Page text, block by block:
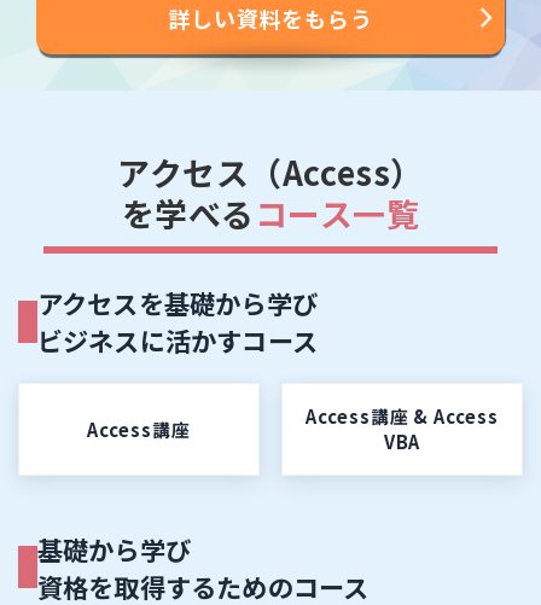
詳しい資料をもらう
アクセス（Access）
を学べる コース一覧
アクセスを基礎から学び
ビジネスに活かすコース
Access講座
Access講座 & Access
VBA
基礎から学び
資格を取得するためのコース